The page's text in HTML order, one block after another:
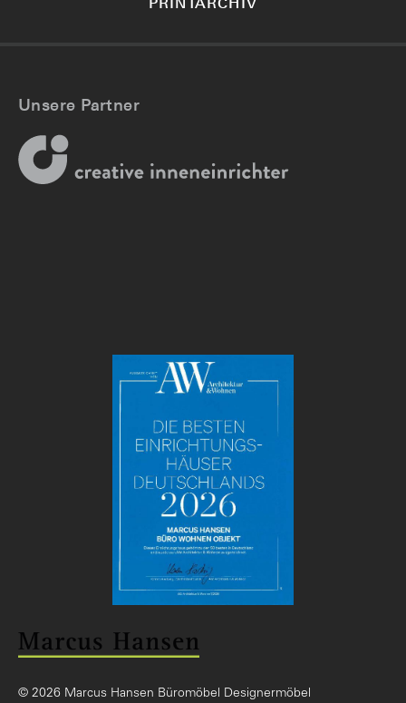
Unsere Partner
© 2026 Marcus Hansen Büromöbel Designermöbel